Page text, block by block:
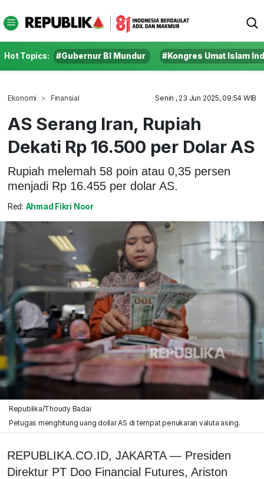
Hot Topics: #Gubernur BI Mundur #Kongres Umat Islam
Ekonomi Finansial Senin , 23 Jun 2025, 09:54 WIB
AS Serang Iran, Rupiah
Dekati Rp 16.500 per Dolar AS
Rupiah melemah 58 poin atau 0,35 persen
menjadi Rp 16.455 per dolar AS.
Red: Ahmad Fikri Noor
Republika/Thoudy Badai
Petugas menghitung uang dollar AS di tempat penukaran valuta asing.
REPUBLIKA.CO.ID, JAKARTA — Presiden
Direktur PT Doo Financial Futures, Ariston